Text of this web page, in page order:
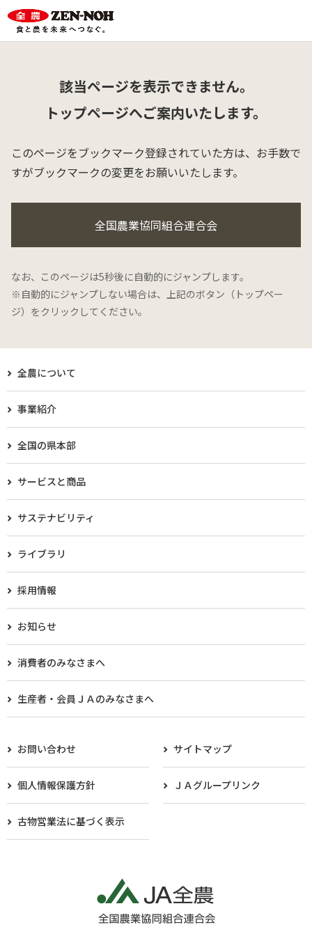
該当ページを表示できません。
トップページへご案内いたします。
このページをブックマーク登録されていた方は、 お手数で
すがブックマークの変更をお願いいたします。
全国農業協同組合連合会
なお、このページは5秒後に自動的にジャンプします。
※自動的にジャンプしない場合は、上記のボタン（トップペー
ジ）をクリックしてください。
全農について
事業紹介
全国の県本部
サービスと商品
サステナビリティ
ライブラリ
採用情報
お知らせ
消費者のみなさまへ
生産者・会員ＪＡのみなさまへ​
お問い合わせ サイトマップ
個人情報保護方針 ＪＡグループリンク
古物営業法に基づく表示